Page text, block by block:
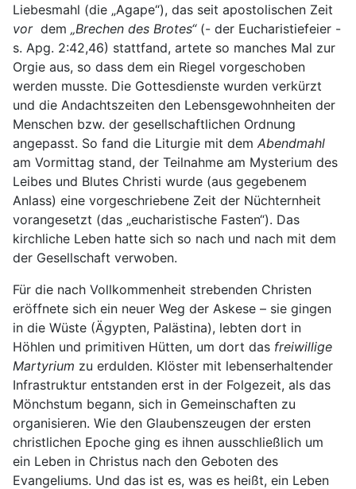
Liebesmahl (die „Agape“), das seit apostolischen Zeit
vordem „Brechen des Brotes“ (- der Eucharistiefeier -
s. Apg. 2:42,46) stattfand, artete so manches Mal zur
Orgie aus, so dass dem ein Riegel vorgeschoben
werden musste. Die Gottesdienste wurden verkürzt
und die Andachtszeiten den Lebensgewohnheiten der
Menschen bzw. der gesellschaftlichen Ordnung
angepasst. So fand die Liturgie mit dem Abendmahl
am Vormittag stand, der Teilnahme am Mysterium des
Leibes und Blutes Christi wurde (aus gegebenem
Anlass) eine vorgeschriebene Zeit der Nüchternheit
vorangesetzt (das „eucharistische Fasten“). Das
kirchliche Leben hatte sich so nach und nach mit dem
der Gesellschaft verwoben.
Für die nach Vollkommenheit strebenden Christen
eröffnete sich ein neuer Weg der Askese – sie gingen
in die Wüste (Ägypten, Palästina), lebten dort in
Höhlen und primitiven Hütten, um dort das freiwillige
Martyrium zu erdulden. Klöster mit lebenserhaltender
Infrastruktur entstanden erst in der Folgezeit, als das
Mönchstum begann, sich in Gemeinschaften zu
organisieren. Wie den Glaubenszeugen der ersten
christlichen Epoche ging es ihnen ausschließlich um
ein Leben in Christus nach den Geboten des
Evangeliums. Und das ist es, was es heißt, ein Leben